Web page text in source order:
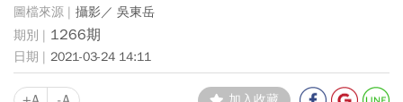
攝影／ 吳東岳
1266期
2021-03-24 14:11